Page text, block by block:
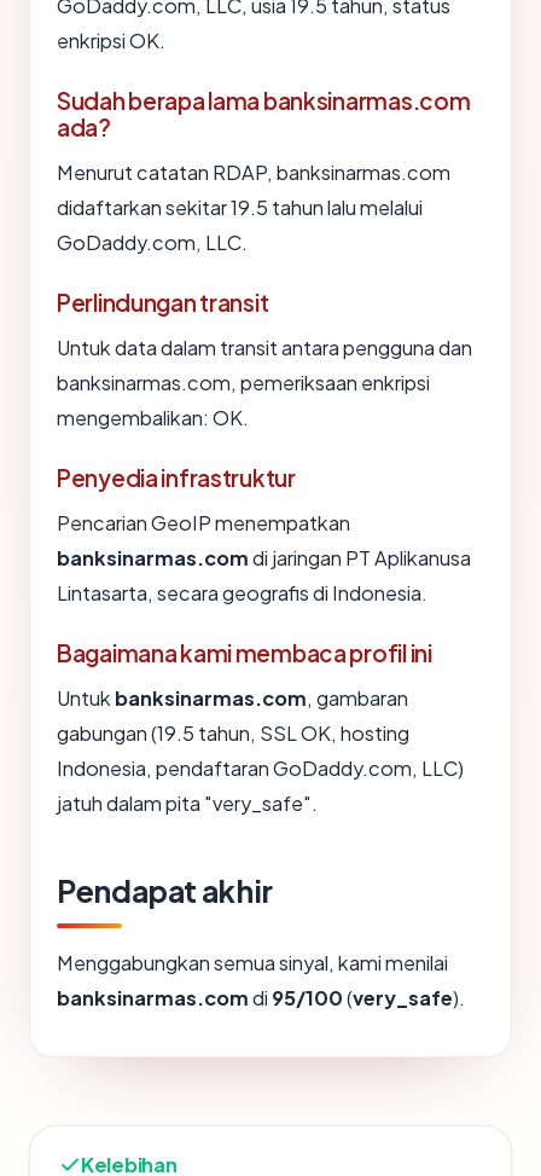
GoDaddy.com, LLC, usia 19.5 tahun, status
enkripsi OK.
Sudah berapa lama banksinarmas.com
ada?
Menurut catatan RDAP, banksinarmas.com
didaftarkan sekitar 19.5 tahun lalu melalui
GoDaddy.com, LLC.
Perlindungan transit
Untuk data dalam transit antara pengguna dan
banksinarmas.com, pemeriksaan enkripsi
mengembalikan: OK.
Penyedia infrastruktur
Pencarian GeoIP menempatkan
banksinarmas.comdi jaringan PT Aplikanusa
Lintasarta, secara geografis di Indonesia.
Bagaimana kami membaca profil ini
Untuk banksinarmas.com, gambaran
gabungan (19.5 tahun, SSL OK, hosting
Indonesia, pendaftaran GoDaddy.com, LLC)
jatuh dalam pita "very_safe".
Pendapat akhir
Menggabungkan semua sinyal, kami menilai
banksinarmas.comdi 95/100(very_safe).
Kelebihan